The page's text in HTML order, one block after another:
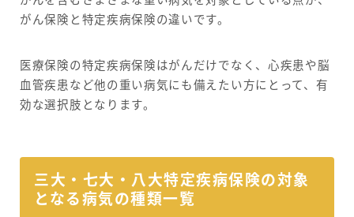
がん保険と特定疾病保険の違いです。
医療保険の特定疾病保険はがんだけでなく、心疾患や脳
血管疾患など他の重い病気にも備えたい方にとって、有
効な選択肢となります。
三大・七大・八大特定疾病保険の対象
となる病気の種類一覧